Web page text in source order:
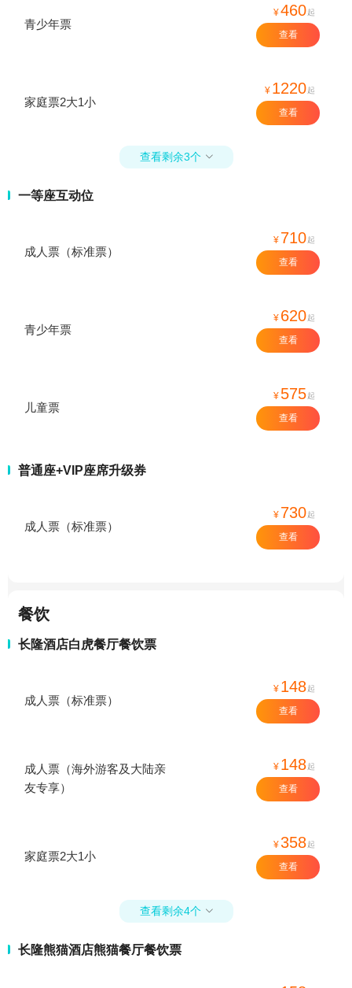
青少年票
¥460起
查看
家庭票2大1小
¥ 1220起
查看
查看剩余3个 
一等座互动位
成人票（标准票）
¥ 710起
查看
青少年票
¥ 620起
查看
儿童票
¥ 575起
查看
普通座+VIP座席升级券
成人票（标准票）
¥ 730起
查看
餐饮
长隆酒店白虎餐厅餐饮票
成人票（标准票）
¥ 148起
查看
成人票（海外游客及大陆亲
友专享）
¥ 148起
查看
家庭票2大1小
¥358起
查看
查看剩余4个 
长隆熊猫酒店熊猫餐厅餐饮票